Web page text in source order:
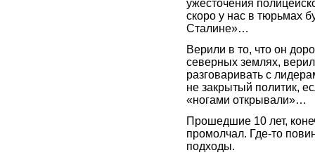
ужесточения
скоро у нас в тюрьмах
Сталине»…
Верили в то, что он
северных землях,
разговаривать с
не закрытый политик,
«ногами открывали»…
Прошедшие 10 лет,
промолчал. Где-то
подходы.